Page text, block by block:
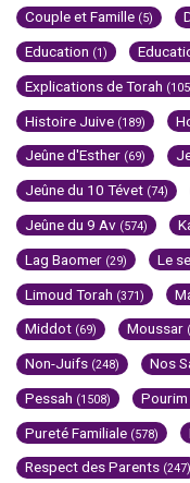
Couple et Famille (5)
Education (1)
Explications de Torah
Histoire Juive (189)
Jeûne d'Esther (69)
Jeûne du 10 Tévet (74)
Jeûne du 9 Av (574)
Lag Baomer (29) Le
Limoud Torah (371)
Middot (69) Moussar
Non-Juifs (248) Nos
Pessah (1508) Pourim
Pureté Familiale (578)
Respect des Parents (247)